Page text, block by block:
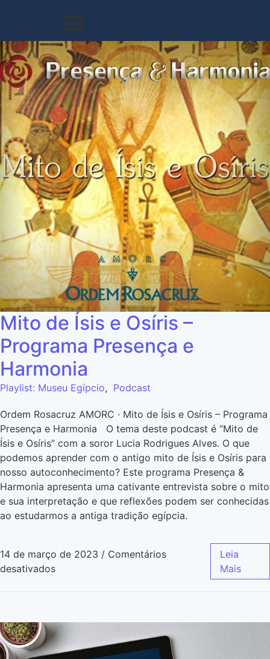
Mito de Ísis e Osíris –
Programa Presença e
Harmonia
Playlist: Museu Egípcio, Podcast
Ordem Rosacruz AMORC · Mito de Ísis e Osíris – Programa
Presença e Harmonia O tema deste podcast é “Mito de
Ísis e Osíris” com a soror Lucia Rodrigues Alves. O que
podemos aprender com o antigo mito de Ísis e Osíris para
nosso autoconhecimento? Este programa Presença &
Harmonia apresenta uma cativante entrevista sobre o mito
e sua interpretação e que reflexões podem ser conhecidas
ao estudarmos a antiga tradição egípcia.
14 de março de 2023 / Comentários
desativados
Leia
Mais